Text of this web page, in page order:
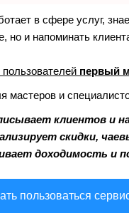
в сфере услуг,
но и напоминать
первый
мастеров и
клиентов и
скидки,
доходимость и
пользоваться